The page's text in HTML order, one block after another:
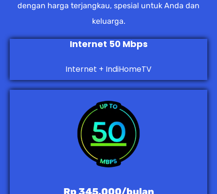
dengan harga terjangkau, spesial untuk Anda dan
keluarga.
Internet 50 Mbps
Internet + IndiHomeTV